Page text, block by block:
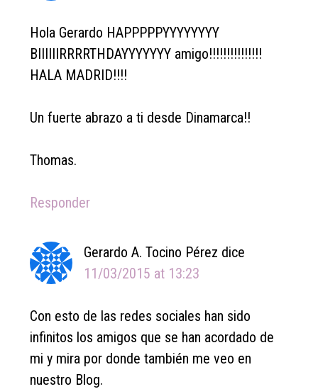
Hola Gerardo HAPPPPPYYYYYYYY
BIIIIIIRRRRTHDAYYYYYYY amigo!!!!!!!!!!!!!!!
HALA MADRID!!!!
Un fuerte abrazo a ti desde Dinamarca!!
Thomas.
Responder
Gerardo A. Tocino Pérez dice
11/03/2015 at 13:23
Con esto de las redes sociales han sido
infinitos los amigos que se han acordado de
mi y mira por donde también me veo en
nuestro Blog.